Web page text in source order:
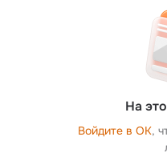
На
Войдите в ОК,